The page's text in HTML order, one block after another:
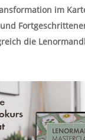
im
die